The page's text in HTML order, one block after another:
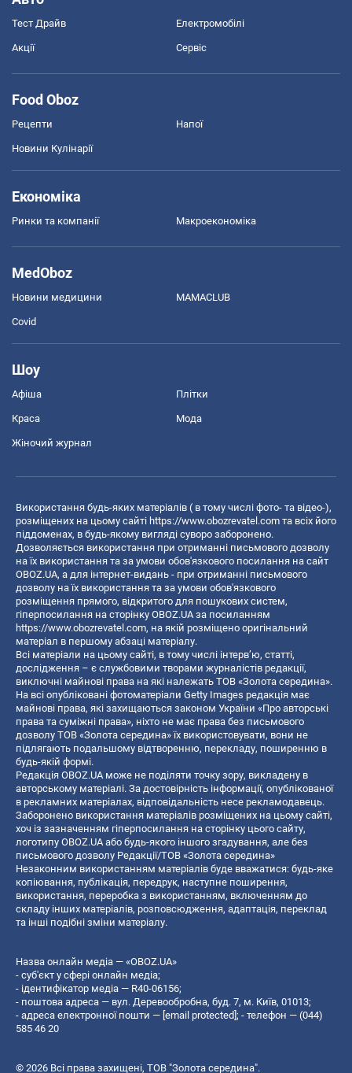
Тест Драйв Електромобілі
Акції Сервіс
Food Oboz
Рецепти Напої
Новини Кулінарії
Економіка
Ринки та компанії Макроекономіка
MedOboz
Новини медицини MAMACLUB
Covid
Шоу
Афіша Плітки
Краса Мода
Жіночий журнал
Використання будь-яких матеріалів ( в тому числі фото- та відео-),
розміщених на цьому сайті https://www.obozrevatel.com та всіх його
піддоменах, в будь-якому вигляді суворо заборонено.
Дозволяється використання при отриманні письмового дозволу
на їх використання та за умови обов'язкового посилання на сайт
OBOZ.UA, а для інтернет-видань - при отриманні письмового
дозволу на їх використання та за умови обов'язкового
розміщення прямого, відкритого для пошукових систем,
гіперпосилання на сторінку OBOZ.UA за посиланням
https://www.obozrevatel.com, на якій розміщено оригінальний
матеріал в першому абзаці матеріалу.
Всі матеріали на цьому сайті, в тому числі інтерв’ю, статті,
дослідження – є службовими творами журналістів редакції,
виключні майнові права на які належать ТОВ «Золота середина».
На всі опубліковані фотоматеріали Getty Images редакція має
майнові права, які захищаються законом України «Про авторські
права та суміжні права», ніхто не має права без письмового
дозволу ТОВ «Золота середина» їх використовувати, вони не
підлягають подальшому відтворенню, перекладу, поширенню в
будь-якій формі.
Редакція OBOZ.UA може не поділяти точку зору, викладену в
авторському матеріалі. За достовірність інформації, опублікованої
в рекламних матеріалах, відповідальність несе рекламодавець.
Заборонено використання матеріалів розміщених на цьому сайті,
хоч із зазначенням гіперпосилання на сторінку цього сайту,
логотипу OBOZ.UA або будь-якого іншого згадування, але без
письмового дозволу Редакції/ТОВ «Золота середина»
Незаконним використанням матеріалів буде вважатися: будь-яке
копiювання, публiкацiя, передрук, наступне поширення,
використання, переробка з використанням, включенням до
складу інших матеріалів, розповсюдження, адаптація, переклад
та інші подібні зміни матеріалу.
Назва онлайн медіа — «OBOZ.UA»
- суб'єкт у сфері онлайн медіа;
- ідентифікатор медіа — R40-06156;
- поштова адреса — вул. Деревообробна, буд. 7, м. Київ, 01013;
- адреса електронної пошти — [email protected] ; - телефон — (044)
585 46 20
© 2026 Всі права захищені, ТОВ "Золота середина".